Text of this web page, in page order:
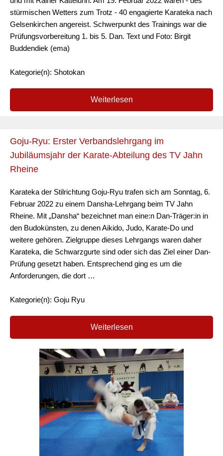
stürmischen Wetters zum Trotz - 40 engagierte Karateka nach
Gelsenkirchen angereist. Schwerpunkt des Trainings war die
Prüfungsvorbereitung 1. bis 5. Dan. Text und Foto: Birgit
Buddendiek (ema)
Kategorie(n): Shotokan
Weiterlesen
Goju-Ryu: Erster Verbandslehrgang im
Jubiläumsjahr der Karate-Abteilung des TV Jahn
Rheine
Karateka der Stilrichtung Goju-Ryu trafen sich am Sonntag, 6.
Februar 2022 zu einem Dansha-Lehrgang beim TV Jahn
Rheine. Mit „Dansha“ bezeichnet man eine:n Dan-Träger:in in
den Budokünsten, zu denen Aikido, Judo, Karate-Do und
weitere gehören. Zielgruppe dieses Lehrgangs waren daher
Karateka, die Schwarzgurte sind oder sich das Ziel einer Dan-
Prüfung gesetzt haben. Entsprechend ging es um die
Anforderungen, die dort …
Kategorie(n): Goju Ryu
Weiterlesen